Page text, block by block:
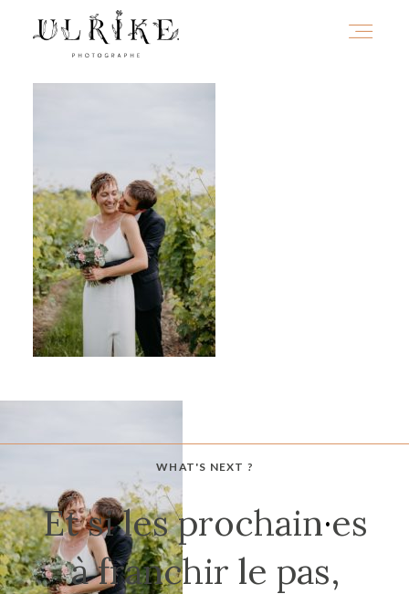
WHAT'S NEXT ?
Et si les prochain·es
à franchir le pas,
A PROPOS
PORTFOLIO
INFOS
JOURNAL
CONTACT